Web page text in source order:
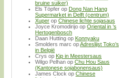
bruine suiker)
Els Töpfer op Dong Nan Hang
Supermarket in Delft (centrum)
Xuper op Chinese lichte sojasaus
Joyce Kromodirijo op Oriental in ’s
Hertogenbosch
Daan Hutting op Konnyaku
Smolders marc opAdreslijst Toko’s
in België
Crys op Kip in Meestersaus
Wilgo Pelhan op Chu Hou Saus
(Kantonese sojabonensaus)
James Clock op Chinese